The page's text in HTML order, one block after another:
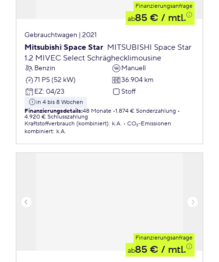
Finanzierungsanfrage
ab85 € / mtl.
Gebrauchtwagen | 2021
Mitsubishi Space Star MITSUBISHI Space Star
1.2 MIVEC Select Schräghecklimousine
Benzin
Manuell
71 PS (52 kW)
36.904 km
EZ: 04/23 Stoff
in 4 bis 8 Wochen
Finanzierungsdetails:48 Monate 1.874 € Sonderzahlung
4.920 € Schlusszahlung
Kraftstoffverbrauch (kombiniert): k.A.
CO₂-Emissionen
kombiniert: k.A.
Finanzierungsanfrage
ab85 € / mtl.